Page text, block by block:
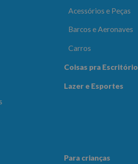
Computadores e
Eletrônicos
Moda e Beleza
Acessórios e Peças
Barcos e Aeronaves
Carros
Coisas pra Escritório
Lazer e Esportes
Para crianças